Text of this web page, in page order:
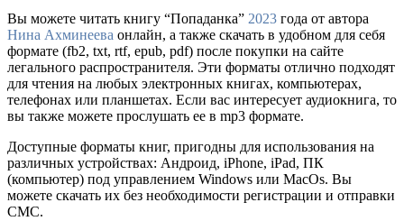
Вы можете читать книгу “Попаданка” 2023 года от автора
Нина Ахминеева онлайн, а также скачать в удобном для себя
формате (fb2, txt, rtf, epub, pdf) после покупки на сайте
легального распространителя. Эти форматы отлично подходят
для чтения на любых электронных книгах, компьютерах,
телефонах или планшетах. Если вас интересует аудиокнига, то
вы также можете прослушать ее в mp3 формате.
Доступные форматы книг, пригодны для использования на
различных устройствах: Андроид, iPhone, iPad, ПК
(компьютер) под управлением Windows или MacOs. Вы
можете скачать их без необходимости регистрации и отправки
СМС.